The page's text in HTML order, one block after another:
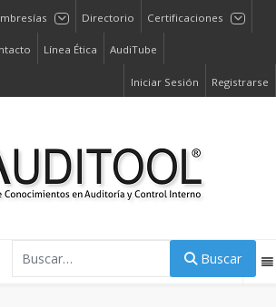
Directorio Certificaciones
Línea Ética AudiTube
Iniciar Sesión Registrarse
Buscar